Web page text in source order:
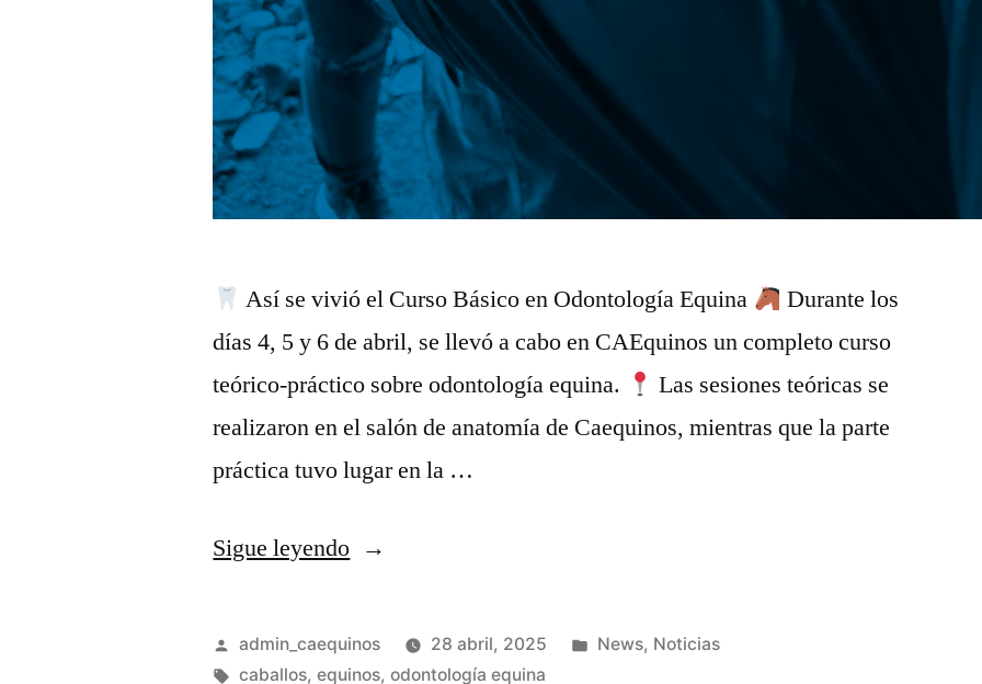
Así se vivió el Curso Básico en Odontología Equina
Durante los
días 4, 5 y 6 de abril, se llevó a cabo en CAEquinos un completo curso
teórico-práctico sobre odontología equina.
Las sesiones teóricas se
realizaron en el salón de anatomía de Caequinos, mientras que la parte
práctica tuvo lugar en la …
Sigue leyendo
admin_caequinos 28 abril, 2025 News, Noticias
caballos,equinos,odontología equina